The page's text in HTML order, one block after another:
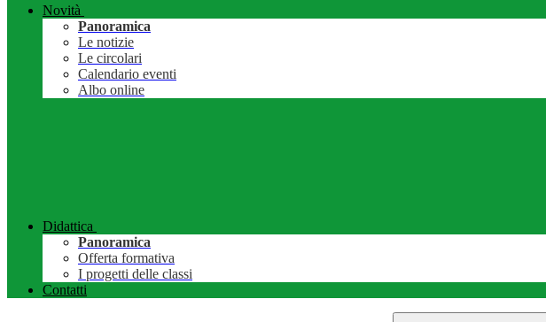
Novità
Panoramica
Le notizie
Le circolari
Calendario eventi
Albo online
Didattica
Panoramica
Offerta formativa
I progetti delle classi
Contatti